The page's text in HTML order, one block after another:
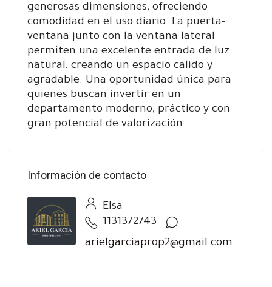
generosas dimensiones, ofreciendo
comodidad en el uso diario. La puerta-
ventana junto con la ventana lateral
permiten una excelente entrada de luz
natural, creando un espacio cálido y
agradable. Una oportunidad única para
quienes buscan invertir en un
departamento moderno, práctico y con
gran potencial de valorización.
Información de contacto
Elsa
1131372743
arielgarciaprop2@gmail.com